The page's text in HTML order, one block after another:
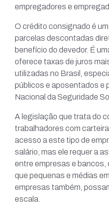
empregadores e
O crédito consignado é
parcelas descontadas
benefício do devedor. É
oferece taxas de juros
utilizadas no Brasil,
públicos e aposentados e
Nacional da Seguridade
A legislação que trata do
trabalhadores com
acesso a este tipo de
salário, mas ele requer a
entre empresas e bancos,
que pequenas e médias
empresas também,
escala.